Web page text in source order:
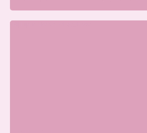
Wij zijn momenteel gesloten